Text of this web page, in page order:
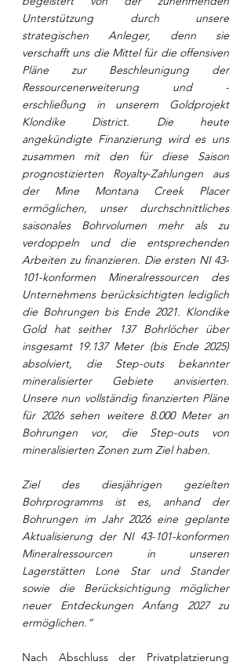
Unterstützung durch unsere
strategischen Anleger, denn sie
verschafft uns die Mittel für die offensiven
Pläne zur Beschleunigung der
Ressourcenerweiterung und -
erschließung in unserem Goldprojekt
Klondike District. Die heute
angekündigte Finanzierung wird es uns
zusammen mit den für diese Saison
prognostizierten Royalty-Zahlungen aus
der Mine Montana Creek Placer
ermöglichen, unser durchschnittliches
saisonales Bohrvolumen mehr als zu
verdoppeln und die entsprechenden
Arbeiten zu finanzieren. Die ersten NI 43-
101-konformen Mineralressourcen des
Unternehmens berücksichtigten lediglich
die Bohrungen bis Ende 2021. Klondike
Gold hat seither 137 Bohrlöcher über
insgesamt 19.137 Meter (bis Ende 2025)
absolviert, die Step-outs bekannter
mineralisierter Gebiete anvisierten.
Unsere nun vollständig finanzierten Pläne
für 2026 sehen weitere 8.000 Meter an
Bohrungen vor, die Step-outs von
mineralisierten Zonen zum Ziel haben.
Ziel des diesjährigen gezielten
Bohrprogramms ist es, anhand der
Bohrungen im Jahr 2026 eine geplante
Aktualisierung der NI 43-101-konformen
Mineralressourcen in unseren
Lagerstätten Lone Star und Stander
sowie die Berücksichtigung möglicher
neuer Entdeckungen Anfang 2027 zu
ermöglichen.“
Nach Abschluss der Privatplatzierung